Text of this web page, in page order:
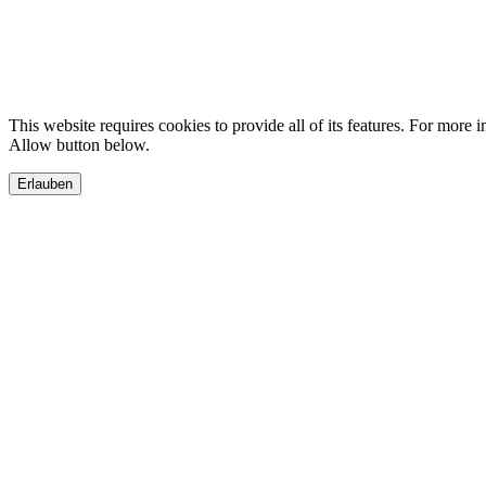
This website requires cookies to provide all of its features. For more
Allow button below.
Erlauben